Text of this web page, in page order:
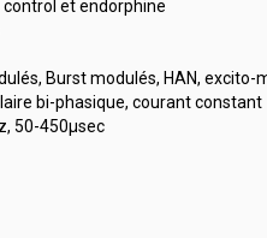
et endorphine
Burst modulés, HAN,
bi-phasique, courant constant
50-450μsec